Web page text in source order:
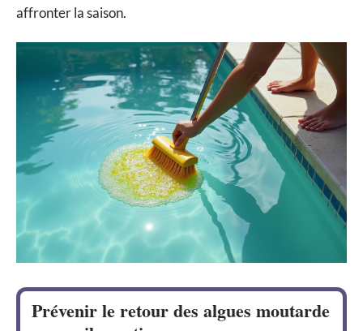
affronter la saison.
Prévenir le retour des algues moutarde